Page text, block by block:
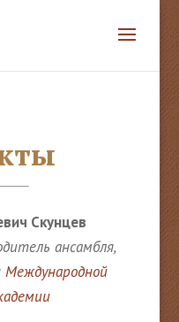
Скунцев
ансамбля,
Международной